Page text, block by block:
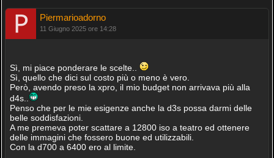
Piermarioadorno
11 Giugno 2025 ore 14:28
Sì, mi piace ponderare le scelte..
Sì, quello che dici sul costo più o meno è vero.
Però, avendo preso la xpro, il mio budget non arrivava più alla
d4s..
Penso che per le mie esigenze anche la d3s possa darmi delle
belle soddisfazioni.
A me premeva poter scattare a 12800 iso a teatro ed ottenere
delle immagini che fossero buone ed utilizzabili.
Con la d700 a 6400 ero al limite.